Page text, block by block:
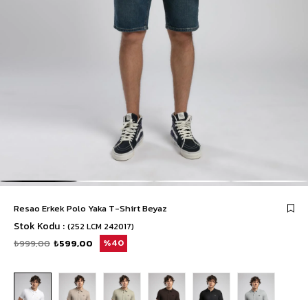
Resao Erkek Polo Yaka T-Shirt Beyaz
Stok Kodu (252 LCM 242017)
₺999,00 ₺599,00 40